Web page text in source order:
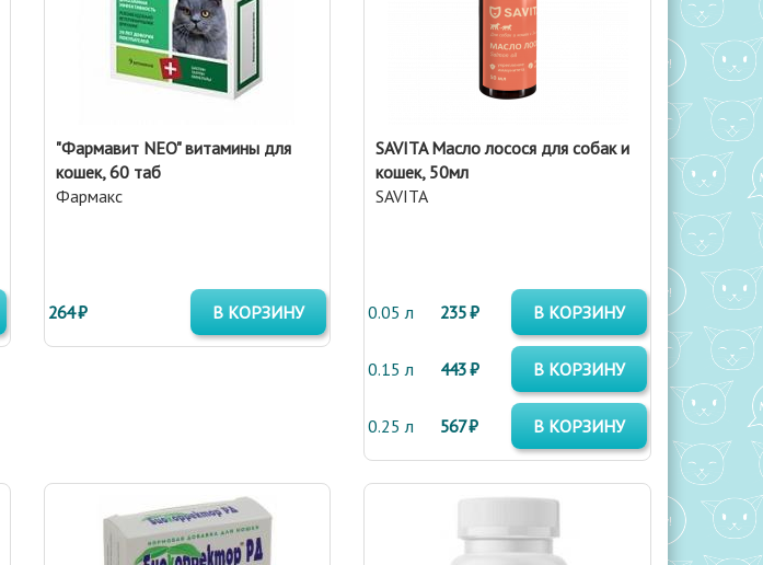
"Фармавит NEO" витамины для
кошек, 60 таб
Фармакс
264 ₽ В КОРЗИНУ
SAVITA Масло лосося для собак и
кошек, 50мл
SAVITA
0.05 л 235 ₽ В КОРЗИНУ
0.15 л 443 ₽ В КОРЗИНУ
0.25 л 567 ₽ В КОРЗИНУ